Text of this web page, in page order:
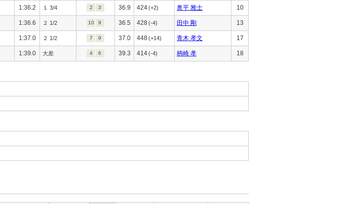
1:36.2 １ 3/4 2 3 36.9 424(+2) 奥平 雅士 10
1:36.6 ２ 1/2 10 9 36.5 428 (-4) 田中 剛 13
1:37.0 ２ 1/2 7 9 37.0 448(+14) 青木 孝文 17
1:39.0 大差 4 6 39.3 414(-4) 柄崎 孝 18